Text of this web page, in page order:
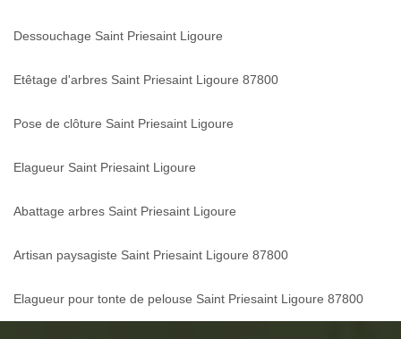
Dessouchage Saint Priesaint Ligoure
Etêtage d'arbres Saint Priesaint Ligoure 87800
Pose de clôture Saint Priesaint Ligoure
Elagueur Saint Priesaint Ligoure
Abattage arbres Saint Priesaint Ligoure
Artisan paysagiste Saint Priesaint Ligoure 87800
Elagueur pour tonte de pelouse Saint Priesaint Ligoure 87800